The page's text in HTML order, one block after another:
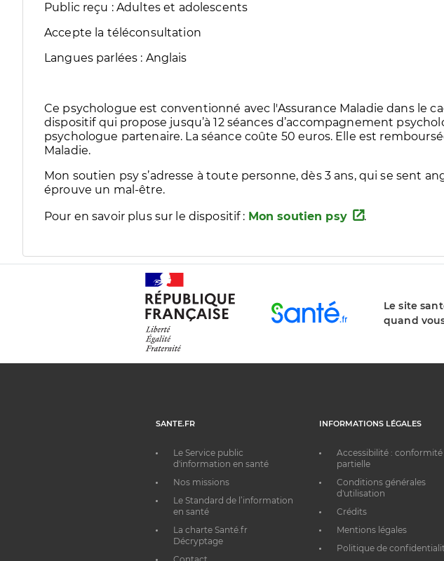
Public reçu : Adultes et adolescents
Accepte la téléconsultation
Langues parlées : Anglais
Ce psychologue est conventionné avec l'Assurance Maladie dans le
dispositif qui propose jusqu’à 12 séances d’accompagnement
psychologue partenaire. La séance coûte 50 euros. Elle est
Maladie.
Mon soutien psy s’adresse à toute personne, dès 3 ans, qui se sent
éprouve un mal-être.
Pour en savoir plus sur le dispositif : Mon soutien psy .
Le site
quand
SANTE.FR
Le Service public
d'information en santé
Nos missions
Le Standard de l’information
en santé
La charte Santé.fr
Décryptage
INFORMATIONS LÉGALES
Accessibilité : conformité
partielle
Conditions générales
d'utilisation
Crédits
Mentions légales
Politique de